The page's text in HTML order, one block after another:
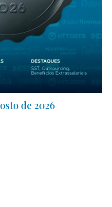
de 2026